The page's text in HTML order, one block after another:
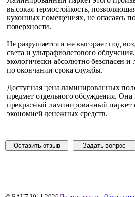
высокая термостойкость,
кухонных помещениях, не опасаясь
поверхности.
Не разрушается и не выгорает под
света и ультрафиолетового
экологически абсолютно безопасен и
по окончании срока службы.
Доступная цена ламинированных
предмет отдельного обсуждения. Она
прекрасный ламинированный паркет
экономией денежных средств.
Оставить отзыв Задать вопрос